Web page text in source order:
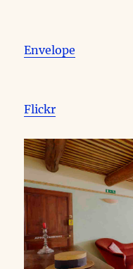
Envelope
Flickr